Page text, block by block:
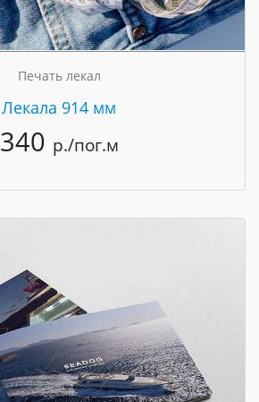
Печать лекал
Лекала 914 мм
340 р./пог.м